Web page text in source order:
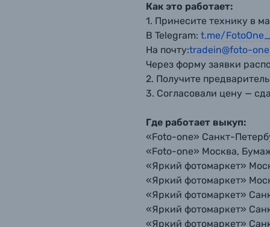
Мы
Имя
Тема
Мы
Имя
Тема
Фотокамеры моментальной печати
Объективы для фотоаппаратов
Вспышки для фотоаппаратов
Аксессуары для фото и видеокамер
Оптические приборы
Как это работает:
1. Принесите технику в
В Telegram: t.me/
На почту:tradein@foto-
Через форму заявки
2. Получите
3. Согласовали цену —
Где работает выкуп:
«Foto-one» Санкт-
«Foto-one» Москва,
«Яркий фотомаркет»
«Яркий фотомаркет»
«Яркий фотомаркет»
«Яркий фотомаркет»
«Яркий фотомаркет»
Мы
Имя
Тема